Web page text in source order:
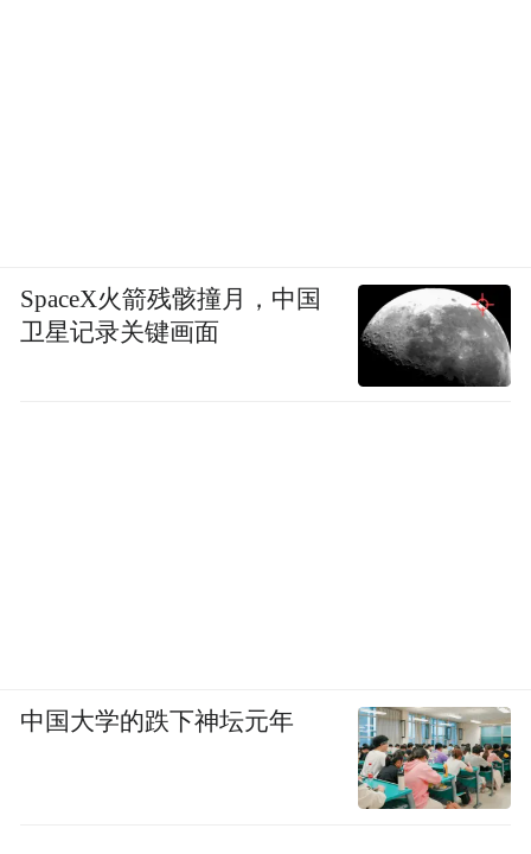
SpaceX火箭残骸撞月，中国
卫星记录关键画面
中国大学的跌下神坛元年